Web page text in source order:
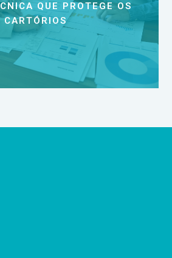
QUE PROTEGE OS
CARTÓRIOS